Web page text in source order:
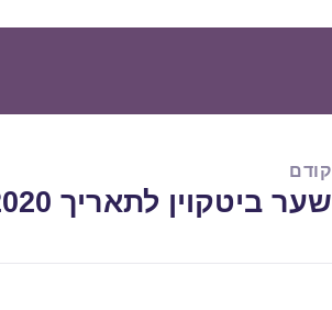
קודם
הפוסט
שער ביטקוין לתאריך 19/01/2020